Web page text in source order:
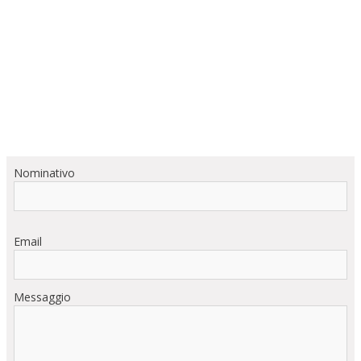
Nominativo
Email
Messaggio